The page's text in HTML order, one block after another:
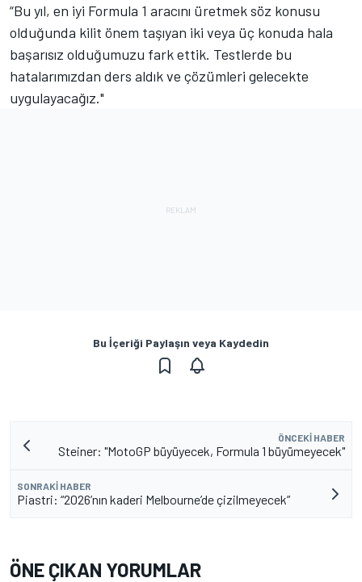
“Bu yıl, en iyi Formula 1 aracını üretmek söz konusu
olduğunda kilit önem taşıyan iki veya üç konuda hala
başarısız olduğumuzu fark ettik. Testlerde bu
hatalarımızdan ders aldık ve çözümleri gelecekte
uygulayacağız."
Bu İçeriği Paylaşın veya Kaydedin
ÖNCEKI HABER
Steiner: "MotoGP büyüyecek, Formula 1 büyümeyecek"
SONRAKI HABER
Piastri: “2026’nın kaderi Melbourne’de çizilmeyecek”
ÖNE ÇIKAN YORUMLAR